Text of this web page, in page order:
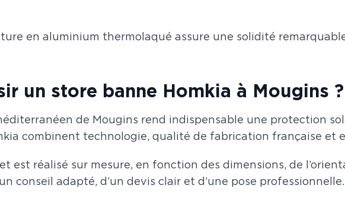
en aluminium thermolaqué assure une solidité
un store banne Homkia à Mougins ?
de Mougins rend indispensable une protection
combinent technologie, qualité de fabrication française et
est réalisé sur mesure, en fonction des dimensions, de
conseil adapté, d’un devis clair et d’une pose professionnelle.